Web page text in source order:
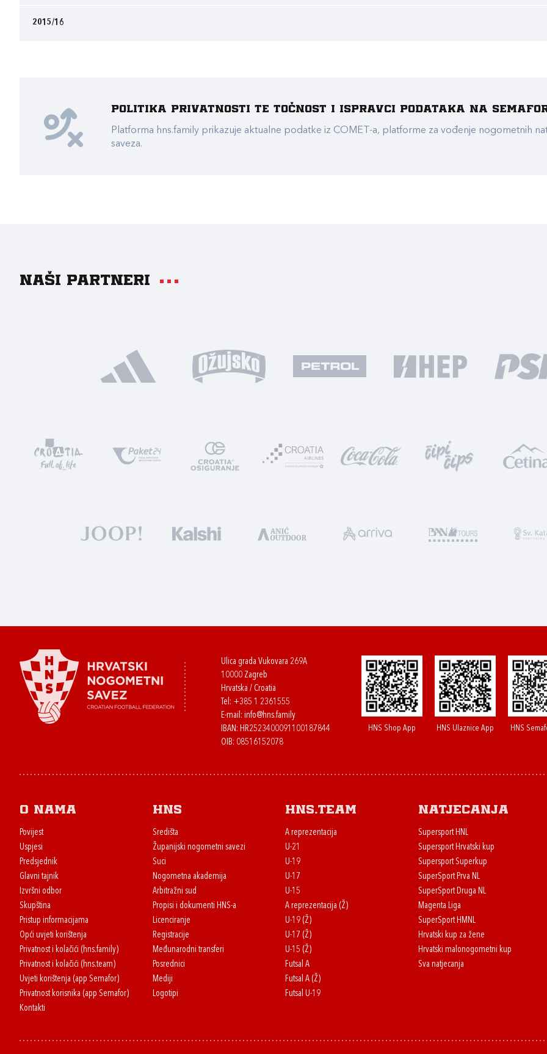
2015/16
Politika privatnosti te točnost i ispravci podataka na
Platforma hns.family prikazuje aktualne podatke iz COMET-a, platforme za vođenje nogometnih
saveza.
Naši partneri
Ulica grada Vukovara 269A
10000 Zagreb
Hrvatska / Croatia
Tel: +385 1 2361555
E-mail: info@hns.family
IBAN: HR2523400091100187844
OIB: 08516152078
HNS Shop App HNS Ulaznice App HNS
O nama
Povijest
Uspjesi
Predsjednik
Glavni tajnik
Izvršni odbor
Skupština
Pristup informacijama
Opći uvjeti korištenja
Privatnost i kolačići (hns.family)
Privatnost i kolačići (hns.team)
Uvjeti korištenja (app Semafor)
Privatnost korisnika (app Semafor)
Kontakti
HNS
Središta
Županijski nogometni savezi
Suci
Nogometna akademija
Arbitražni sud
Propisi i dokumenti HNS-a
Licenciranje
Registracije
Međunarodni transferi
Posrednici
Mediji
Logotipi
HNS.team
A reprezentacija
U-21
U-19
U-17
U-15
A reprezentacija (Ž)
U-19 (Ž)
U-17 (Ž)
U-15 (Ž)
Futsal A
Futsal A (Ž)
Futsal U-19
Natjecanja
Supersport HNL
Supersport Hrvatski kup
Supersport Superkup
SuperSport Prva NL
SuperSport Druga NL
Magenta Liga
SuperSport HMNL
Hrvatski kup za žene
Hrvatski malonogometni kup
Sva natjecanja